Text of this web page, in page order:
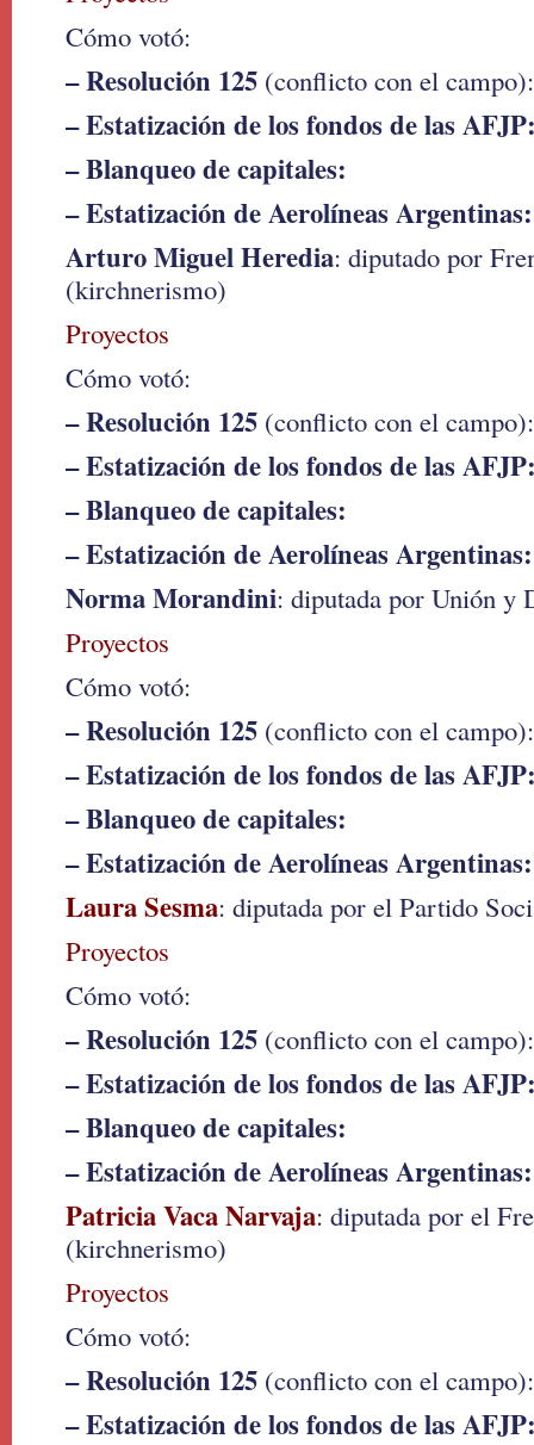
Cómo votó:
– Resolución 125 (conflicto con el
– Estatización de los fondos de las
– Blanqueo de capitales:
– Estatización de Aerolíneas Argentinas:
Arturo Miguel Heredia: diputado por
(kirchnerismo)
Proyectos
Cómo votó:
– Resolución 125 (conflicto con el
– Estatización de los fondos de las
– Blanqueo de capitales:
– Estatización de Aerolíneas Argentinas:
Norma Morandini: diputada por Unión y
Proyectos
Cómo votó:
– Resolución 125 (conflicto con el
– Estatización de los fondos de las
– Blanqueo de capitales:
– Estatización de Aerolíneas Argentinas:
Laura Sesma: diputada por el Partido
Proyectos
Cómo votó:
– Resolución 125 (conflicto con el
– Estatización de los fondos de las
– Blanqueo de capitales:
– Estatización de Aerolíneas Argentinas:
Patricia Vaca Narvaja: diputada por el
(kirchnerismo)
Proyectos
Cómo votó:
– Resolución 125 (conflicto con el
– Estatización de los fondos de las